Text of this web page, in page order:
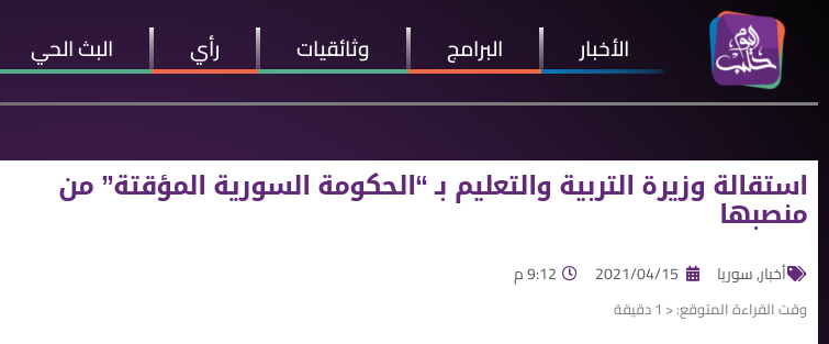
الأخبار البرامج وثائقيات رأي البث الحي
استقالة وزيرة التربية والتعليم بـ “الحكومة السورية المؤقتة” من
منصبها
أخبار,سوريا 2021/04/15 9:12 م
وقت القراءة المتوقع:< 1 دقيقة